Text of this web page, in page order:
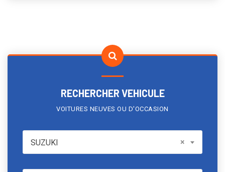
RECHERCHER VEHICULE
VOITURES NEUVES OU D'OCCASION
SUZUKI ×
SUZUKI